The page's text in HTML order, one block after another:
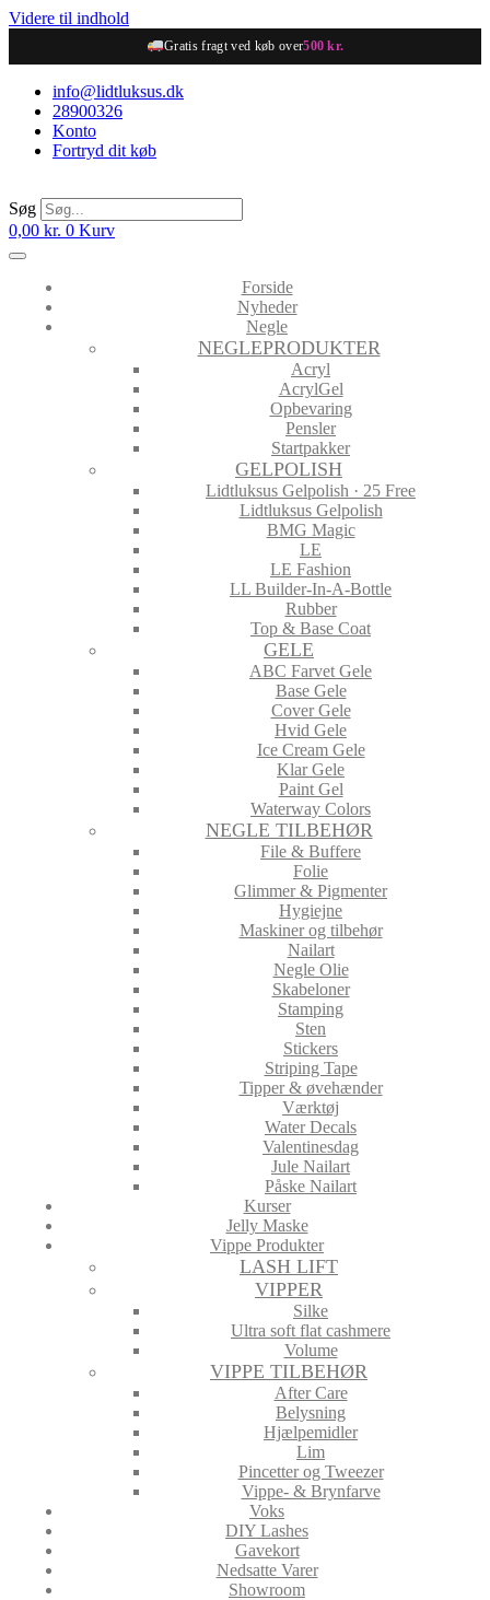
Videre til indhold
Gratis fragt ved køb over500 kr.
info@lidtluksus.dk
28900326
Konto
Fortryd dit køb
Søg
0,00 kr. 0 Kurv
Forside
Nyheder
Negle
NEGLEPRODUKTER
Acryl
AcrylGel
Opbevaring
Pensler
Startpakker
GELPOLISH
Lidtluksus Gelpolish · 25 Free
Lidtluksus Gelpolish
BMG Magic
LE
LE Fashion
LL Builder-In-A-Bottle
Rubber
Top & Base Coat
GELE
ABC Farvet Gele
Base Gele
Cover Gele
Hvid Gele
Ice Cream Gele
Klar Gele
Paint Gel
Waterway Colors
NEGLE TILBEHØR
File & Buffere
Folie
Glimmer & Pigmenter
Hygiejne
Maskiner og tilbehør
Nailart
Negle Olie
Skabeloner
Stamping
Sten
Stickers
Striping Tape
Tipper & øvehænder
Værktøj
Water Decals
Valentinesdag
Jule Nailart
Påske Nailart
Kurser
Jelly Maske
Vippe Produkter
LASH LIFT
VIPPER
Silke
Ultra soft flat cashmere
Volume
VIPPE TILBEHØR
After Care
Belysning
Hjælpemidler
Lim
Pincetter og Tweezer
Vippe- & Brynfarve
Voks
DIY Lashes
Gavekort
Nedsatte Varer
Showroom